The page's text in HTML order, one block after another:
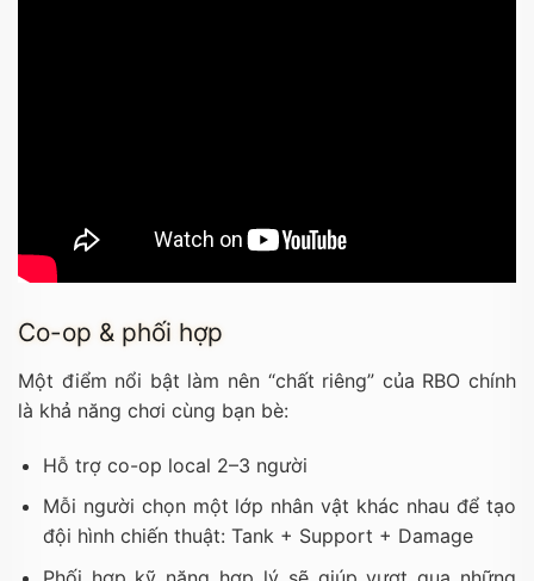
Co-op & phối hợp
Một điểm nổi bật làm nên “chất riêng” của RBO chính
là khả năng chơi cùng bạn bè:
Hỗ trợ co-op local 2–3 người
Mỗi người chọn một lớp nhân vật khác nhau để tạo
đội hình chiến thuật: Tank + Support + Damage